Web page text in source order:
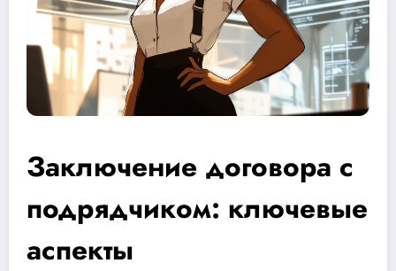
Заключение договора с
подрядчиком: ключевые
аспекты